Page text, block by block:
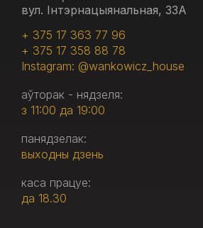
вул. Інтэрнацыянальная, 33А
+ 375 17 363 77 96
+ 375 17 358 88 78
Instagram: @wankowicz_house
аўторак - нядзеля:
з 11:00 да 19:00
панядзелак:
выходны дзень
каса працуе:
да 18.30